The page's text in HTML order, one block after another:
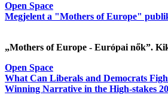
Open Space
Megjelent a "Mothers of Europe"
„Mothers of Europe - Európai nők”.
Open Space
What Can Liberals and Democrats
Winning Narrative in the High-stakes